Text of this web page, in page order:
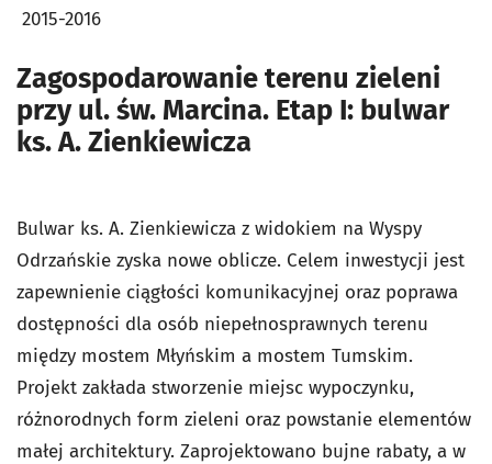
2015-2016
Zagospodarowanie terenu zieleni
przy ul. św. Marcina. Etap I: bulwar
ks. A. Zienkiewicza
Bulwar ks. A. Zienkiewicza z widokiem na Wyspy
Odrzańskie zyska nowe oblicze. Celem inwestycji jest
zapewnienie ciągłości komunikacyjnej oraz poprawa
dostępności dla osób niepełnosprawnych terenu
między mostem Młyńskim a mostem Tumskim.
Projekt zakłada stworzenie miejsc wypoczynku,
różnorodnych form zieleni oraz powstanie elementów
małej architektury. Zaprojektowano bujne rabaty, a w